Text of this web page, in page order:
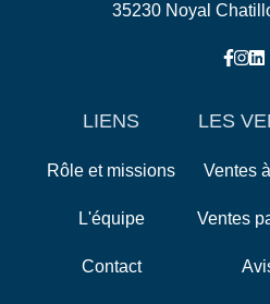
35230 Noyal
LIENS
Rôle et missions
L'équipe
Contact
LES
Ventes
Ventes